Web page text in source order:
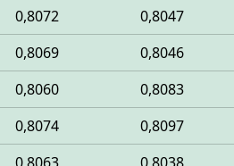
0,8072 0,8047
0,8069 0,8046
0,8060 0,8083
0,8074 0,8097